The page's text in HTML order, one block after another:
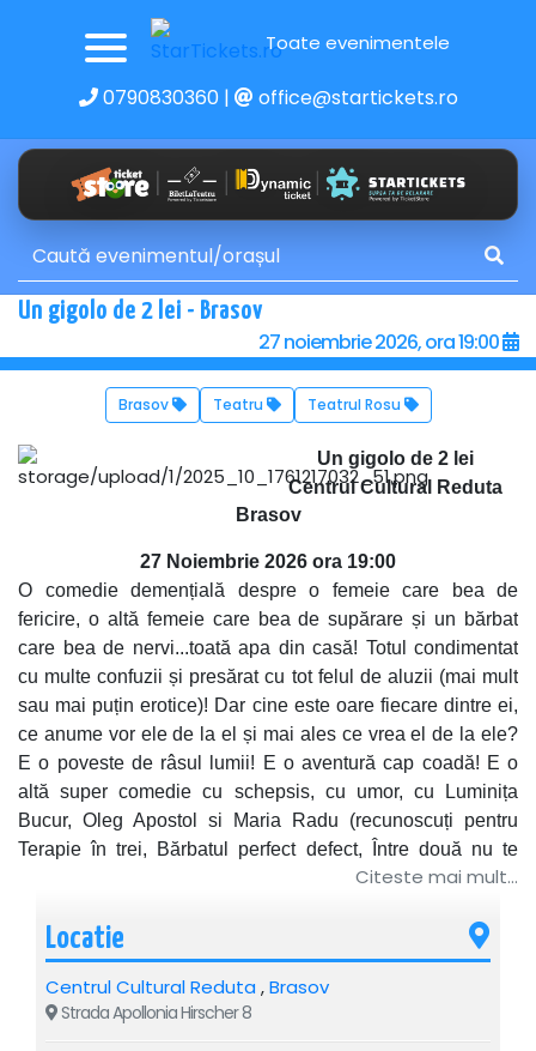
Toate evenimentele
0790830360| office@startickets.ro
Un gigolo de 2 lei - Brasov
27 noiembrie 2026, ora 19:00
Brasov Teatru Teatrul Rosu
Un gigolo de 2 lei
Centrul Cultural Reduta
Brasov
27 Noiembrie 2026 ora 19:00
O comedie demențială despre o femeie care bea de
fericire, o altă femeie care bea de supărare și un bărbat
care bea de nervi...toată apa din casă! Totul condimentat
cu multe confuzii și presărat cu tot felul de aluzii (mai mult
sau mai puțin erotice)! Dar cine este oare fiecare dintre ei,
ce anume vor ele de la el și mai ales ce vrea el de la ele?
E o poveste de râsul lumii! E o aventură cap coadă! E o
altă super comedie cu schepsis, cu umor, cu Luminița
Bucur, Oleg Apostol si Maria Radu (recunoscuți pentru
Terapie în trei, Bărbatul perfect defect, Între două nu te
Regia Radu Gabriel. Text Maria Radu.
Recomandat: 12+
Citeste mai mult...
Locatie
Centrul Cultural Reduta ,Brasov
Strada Apollonia Hirscher 8